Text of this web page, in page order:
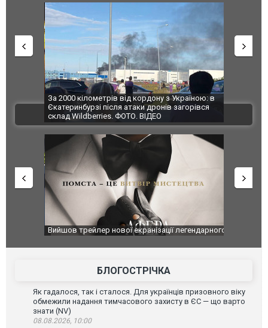
За 2000 кілометрів від кордону з Україною: в
Єкатеринбурзі після атаки дронів загорівся
склад Wildberries. ФОТО. ВІДЕО
"Мої
ВІДЕО
Вийшов трейлер нової екранізації легендарного
БЛОГОСТРІЧКА
Як гадалося, так і сталося. Для українців призовного віку
обмежили надання тимчасового захисту в ЄС — що варто
знати (NV)
08.08.2026, 10:00